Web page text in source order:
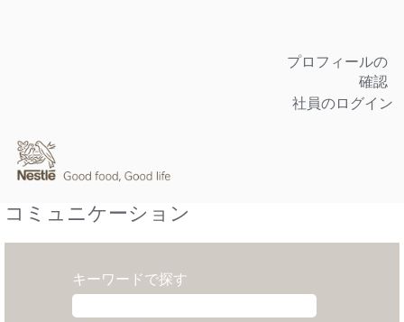
プロフィールの
確認
社員のログイン
コミュニケーション
キーワードで探す